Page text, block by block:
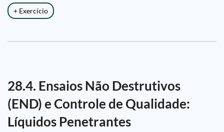
+ Exercício
28.4. Ensaios Não Destrutivos
(END) e Controle de Qualidade:
Líquidos Penetrantes